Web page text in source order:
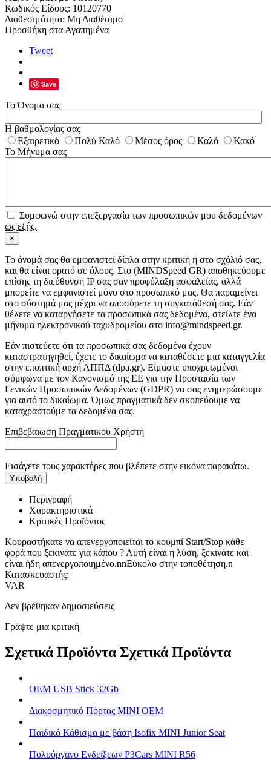
Κωδικός Είδους: 10120770
Διαθεσιμότητα: Μη Διαθέσιμο
Προσθήκη στα Αγαπημένα
Tweet
Save
Το Όνομα σας
Η βαθμολογίας σας
Εξαιρετικό
Πολύ Καλό Μέσος όρος Καλό
Κακό
Το Μήνυμα σας
Συμφωνώ στην επεξεργασία των προσωπικών μου δεδομένων
ως εξής.
×
Το όνομά σας θα εμφανιστεί δίπλα στην κριτική ή στο σχόλιό σας,
και θα είναι ορατό σε όλους. Στο (MINDSpeed GR) αποθηκεύουμε
επίσης τη διεύθυνση IP σας σαν προφύλαξη ασφαλείας, αλλά
μπορείτε να εμφανιστεί μόνο στο προσωπικό μας. Θα παραμείνει
στο σύστημά μας μέχρι να αποσύρετε τη συγκατάθεσή σας. Εάν
θέλετε να καταργήσετε τα προσωπικά σας δεδομένα, στείλτε ένα
μήνυμα ηλεκτρονικού ταχυδρομείου στο info@mindspeed.gr.
Εάν πιστεύετε ότι τα προσωπικά σας δεδομένα έχουν
καταστρατηγηθεί, έχετε το δικαίωμα να καταθέσετε μια καταγγελία
στην εποπτική αρχή ΑΠΠΔ (dpa.gr). Είμαστε υποχρεωμένοι
σύμφωνα με τον Κανονισμό της ΕΕ για την Προστασία των
Γενικών Προσωπικών Δεδομένων (GDPR) να σας ενημερώσουμε
για αυτό το δικαίωμα. Όμως πραγματικά δεν σκοπεύουμε να
καταχραστούμε τα δεδομένα σας.
Επιβεβαιωση Πραγματικου Χρήστη
Εισάγετε τους χαρακτήρες που βλέπετε στην εικόνα παρακάτω.
Υποβολή
Περιγραφή
Χαρακτηριστικά
Κριτικές Προϊόντος
Κουραστήκατε να απενεργοποιείται το κουμπί Start/Stop κάθε
φορά που ξεκινάτε για κάπου ? Αυτή είναι η λύση, ξεκινάτε και
είναι ήδη απενεργοποιημένο.nnΕύκολο στην τοποθέτηση.n
Κατασκευαστής:
VAR
Δεν βρέθηκαν δημοσιεύσεις
Γράψτε μια κριτική
Σχετικά Προϊόντα Σχετικά Προϊόντα
OEM USB Stick 32Gb
Διακοσμητικό Πόρτας MINI OEM
Παιδικό Κάθισμα με βάση Isofix MINI Junior Seat
Πολυόργανο Ενδείξεων P3Cars MINI R56